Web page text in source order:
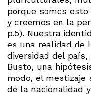
porque somos
y creemos en la
p.5). Nuestra
es una realidad de
diversidad del
Busto, una
modo, el mestizaje
de la nacionalidad